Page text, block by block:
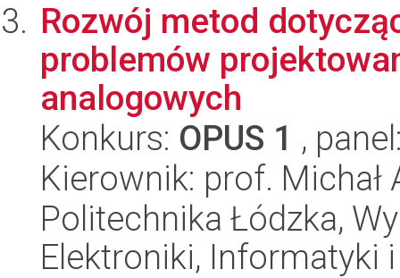
Rozwój metod
problemów
analogowych
Konkurs: OPUS 1 ,
Kierownik: prof. Michał
Politechnika Łódzka,
Elektroniki, Informatyki